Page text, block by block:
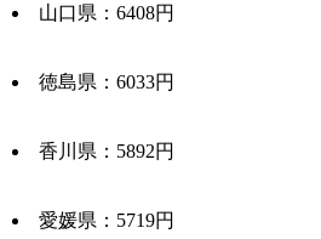
山口県：6408円
徳島県：6033円
香川県：5892円
愛媛県：5719円